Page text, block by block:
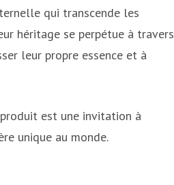
qui transcende les
héritage se perpétue à travers
leur propre essence et à
est une invitation à
unique au monde.